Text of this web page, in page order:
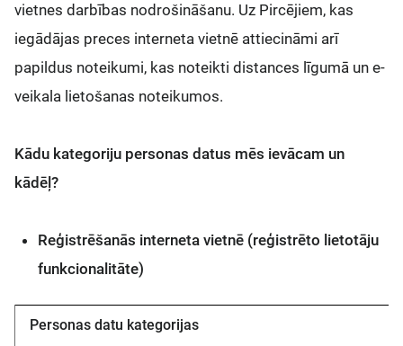
vietnes darbības nodrošināšanu. Uz Pircējiem, kas
iegādājas preces interneta vietnē attiecināmi arī
papildus noteikumi, kas noteikti distances līgumā un e-
veikala lietošanas noteikumos.
Kādu kategoriju personas datus mēs ievācam un
kādēļ?
Reģistrēšanās interneta vietnē (reģistrēto lietotāju
funkcionalitāte)
Personas datu kategorijas